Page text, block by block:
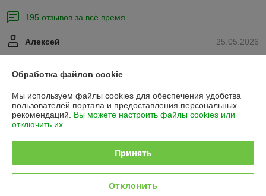
195 отзывов за всё время
25.05.2026
Алексей
01.05.2026
Очень плохо
Не рекомендую. Доставка долгая и дорогая в итоге вот так.
Обработка файлов cookie
Мы используем файлы cookies для обеспечения удобства
пользователей портала и предоставления персональных
рекомендаций. Вы можете настроить файлы cookies или
отключить их.
Принять
Отклонить